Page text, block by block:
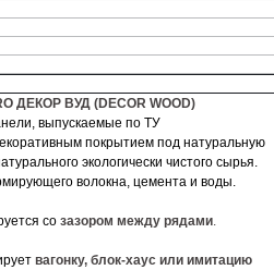
ДЕКОР ВУД (DECOR WOOD)
выпускаемые по ТУ
покрытием под натуральную
экологически чистого сырья.
волокна, цемента и воды.
со зазором между рядами.
вагонку, блок-хаус или имитацию